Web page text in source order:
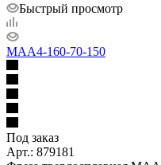
Быстрый просмотр
MAA4-160-70-150
Под заказ
Арт.: 879181